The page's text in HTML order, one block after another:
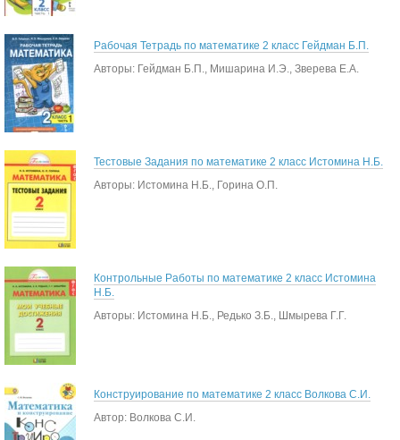
Рабочая Тетрадь по математике 2 класс Гейдман Б.П.
Авторы: Гейдман Б.П., Мишарина И.Э., Зверева Е.А.
Тестовые Задания по математике 2 класс Истомина Н.Б.
Авторы: Истомина Н.Б., Горина О.П.
Контрольные Работы по математике 2 класс Истомина
Н.Б.
Авторы: Истомина Н.Б., Редько З.Б., Шмырева Г.Г.
Конструирование по математике 2 класс Волкова С.И.
Автор: Волкова С.И.